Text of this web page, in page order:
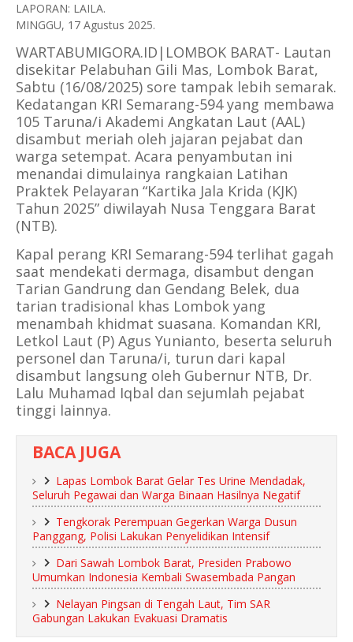
LAPORAN: LAILA.
MINGGU, 17 Agustus 2025.
WARTABUMIGORA.ID|LOMBOK BARAT- Lautan
disekitar Pelabuhan Gili Mas, Lombok Barat,
Sabtu (16/08/2025) sore tampak lebih semarak.
Kedatangan KRI Semarang-594 yang membawa
105 Taruna/i Akademi Angkatan Laut (AAL)
disambut meriah oleh jajaran pejabat dan
warga setempat. Acara penyambutan ini
menandai dimulainya rangkaian Latihan
Praktek Pelayaran “Kartika Jala Krida (KJK)
Tahun 2025” diwilayah Nusa Tenggara Barat
(NTB).
​Kapal perang KRI Semarang-594 terlihat gagah
saat mendekati dermaga, disambut dengan
Tarian Gandrung dan Gendang Belek, dua
tarian tradisional khas Lombok yang
menambah khidmat suasana. Komandan KRI,
Letkol Laut (P) Agus Yunianto, beserta seluruh
personel dan Taruna/i, turun dari kapal
disambut langsung oleh Gubernur NTB, Dr.
Lalu Muhamad Iqbal dan sejumlah pejabat
tinggi lainnya.
BACA JUGA
Lapas Lombok Barat Gelar Tes Urine Mendadak,
Seluruh Pegawai dan Warga Binaan Hasilnya Negatif
Tengkorak Perempuan Gegerkan Warga Dusun
Panggang, Polisi Lakukan Penyelidikan Intensif
Dari Sawah Lombok Barat, Presiden Prabowo
Umumkan Indonesia Kembali Swasembada Pangan
Nelayan Pingsan di Tengah Laut, Tim SAR
Gabungan Lakukan Evakuasi Dramatis